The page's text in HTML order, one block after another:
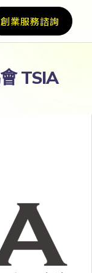
創業服務諮詢
TSIA